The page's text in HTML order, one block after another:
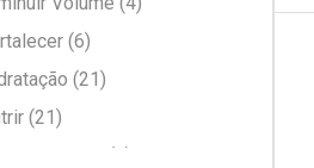
de Girassol (4)
de Limnanthes (1)
de Linhaça (2)
de Rícino (3)
(6)
(21)
(21)
e Piscina (1)